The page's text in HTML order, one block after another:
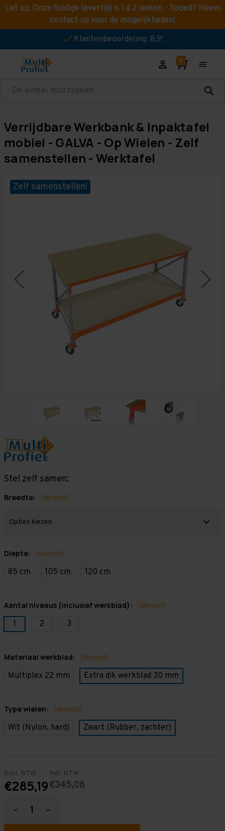
Let op: Onze huidige levertijd is 1 á 2 weken - Spoed? Neem
contact op voor de mogelijkheden!
Klantenbeoordeling: 8,9!
Zoeken
Verrijdbare Werkbank & Inpaktafel
mobiel - GALVA - Op Wielen - Zelf
samenstellen - Werktafel
Zelf samenstellen!
Stel zelf samen:
Breedte: (Vereist)
Diepte: (Vereist)
85 cm 105 cm 120 cm
Aantal niveaus (inclusief werkblad): (Vereist)
1 2 3
Materiaal werkblad: (Vereist)
Multiplex 22 mm Extra dik werkblad 30 mm
Type wielen: (Vereist)
Wit (Nylon, hard) Zwart (Rubber, zachter)
Excl. BTW
€285,19
Incl. BTW
€345,08
Hoeveelheid
verlagen
Hoeveelheid
verhogen